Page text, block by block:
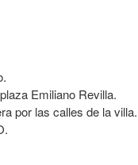
Emiliano Revilla.
por las calles de la